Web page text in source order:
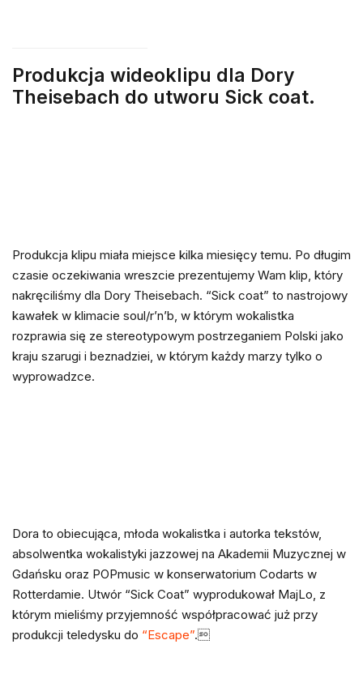
Produkcja wideoklipu dla Dory
Theisebach do utworu Sick coat.
Produkcja klipu miała miejsce kilka miesięcy temu. Po długim
czasie oczekiwania wreszcie prezentujemy Wam klip, który
nakręciliśmy dla Dory Theisebach. “Sick coat” to nastrojowy
kawałek w klimacie soul/r’n’b, w którym wokalistka
rozprawia się ze stereotypowym postrzeganiem Polski jako
kraju szarugi i beznadziei, w którym każdy marzy tylko o
wyprowadzce.
Dora to obiecująca, młoda wokalistka i autorka tekstów,
absolwentka wokalistyki jazzowej na Akademii Muzycznej w
Gdańsku oraz POPmusic w konserwatorium Codarts w
Rotterdamie. Utwór “Sick Coat” wyprodukował MajLo, z
którym mieliśmy przyjemność współpracować już przy
produkcji teledysku do “Escape”.